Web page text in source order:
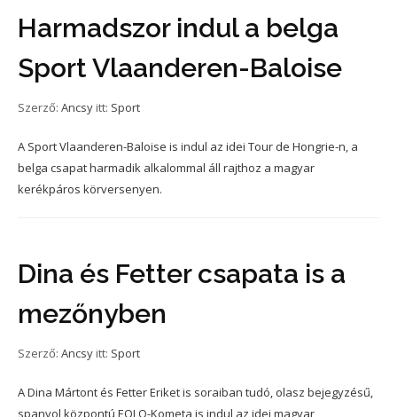
Harmadszor indul a belga
Sport Vlaanderen-Baloise
Szerző: Ancsy itt: Sport
A Sport Vlaanderen-Baloise is indul az idei Tour de Hongrie-n, a
belga csapat harmadik alkalommal áll rajthoz a magyar
kerékpáros körversenyen.
Dina és Fetter csapata is a
mezőnyben
Szerző: Ancsy itt: Sport
A Dina Mártont és Fetter Eriket is soraiban tudó, olasz bejegyzésű,
spanyol központú EOLO-Kometa is indul az idei magyar